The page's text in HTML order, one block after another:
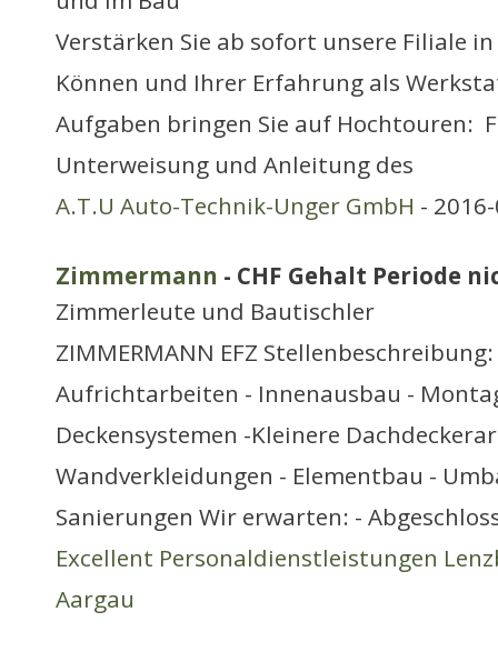
Verstärken Sie ab sofort unsere Filiale
Können und Ihrer Erfahrung als
Aufgaben bringen Sie auf Hochtouren: 
Unterweisung und Anleitung des
A.T.U Auto-Technik-Unger GmbH -
Zimmermann - CHF Gehalt Periode
Zimmerleute und Bautischler
ZIMMERMANN EFZ
Aufrichtarbeiten - Innenausbau -
Deckensystemen -Kleinere
Wandverkleidungen - Elementbau -
Sanierungen Wir erwarten: -
Excellent Personaldienstleistungen
Aargau